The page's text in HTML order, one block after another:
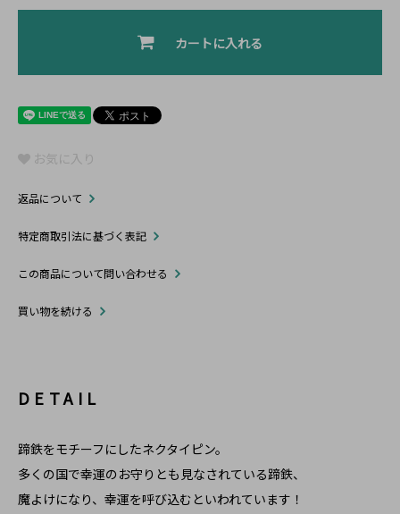
カートに入れる
お気に入り
返品について
特定商取引法に基づく表記
この商品について問い合わせる
買い物を続ける
DETAIL
蹄鉄をモチーフにしたネクタイピン。
多くの国で幸運のお守りとも見なされている蹄鉄、
魔よけになり、幸運を呼び込むといわれています！